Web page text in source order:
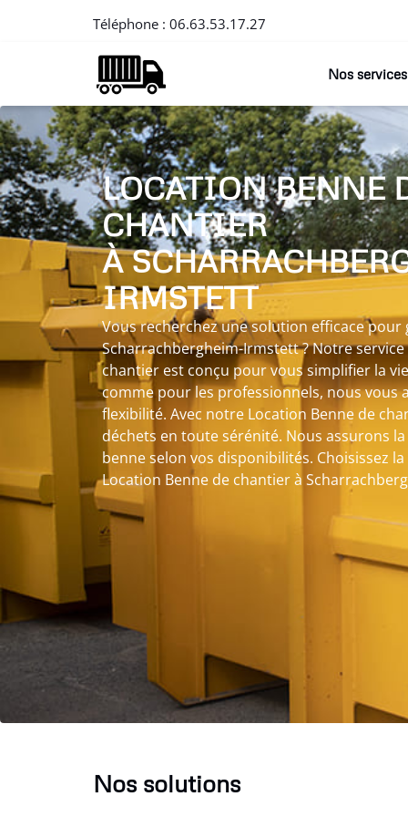
Téléphone : 06.63.53.17.27
Nos services
LOCATION BENNE
CHANTIER
À
IRMSTETT
Vous recherchez une solution efficace pour
Scharrachbergheim-Irmstett ? Notre
chantier est conçu pour vous simplifier la
comme pour les professionnels, nous vous
flexibilité. Avec notre Location Benne de
déchets en toute sérénité. Nous assurons
benne selon vos disponibilités. Choisissez
Location Benne de chantier à
Nos solutions